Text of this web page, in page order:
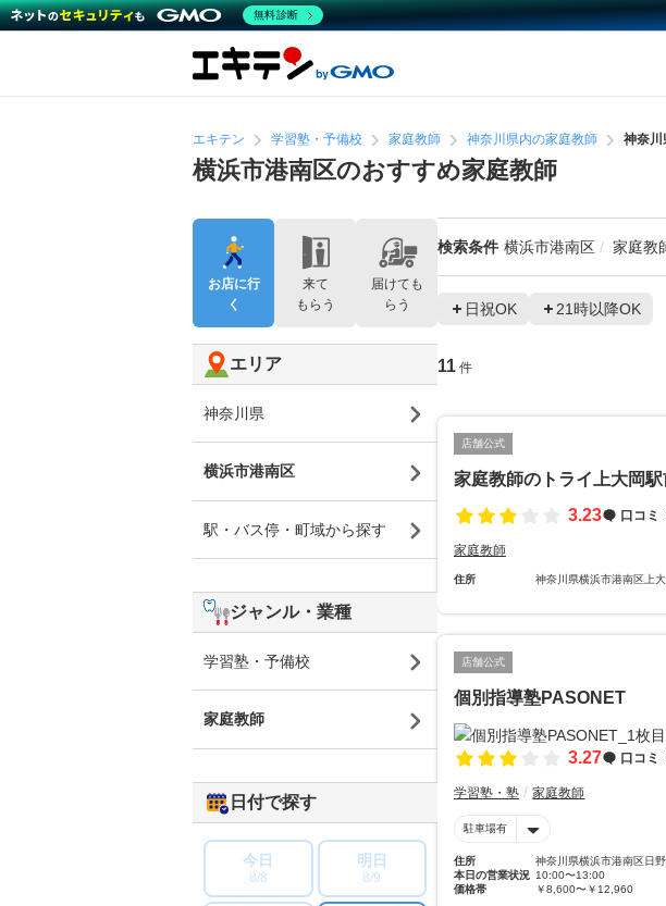
エキテン 学習塾・予備校 家庭教師 神奈川県内の家庭教師 神奈川
横浜市港南区のおすすめ家庭教師
検索条件 横浜市港南区 家庭教
日祝OK 21時以降OK
11 件
店舗公式
家庭教師のトライ上大岡
3.23
口コミ
家庭教師
住所 神奈川県横浜市港南区上
店舗公式
個別指導塾PASONET
3.27 口コミ
学習塾・塾 家庭教師
駐車場有
住所
神奈川県横浜市港南区日
本日の営業状況 10:00〜13:00
価格帯
￥8,600〜￥12,960
お店に行
く
来て
もらう
届けても
らう
エリア
神奈川県
横浜市港南区
駅・バス停・町域から探す
ジャンル・業種
学習塾・予備校
家庭教師
日付で探す
今日
8/8
明日
8/9
無料診断